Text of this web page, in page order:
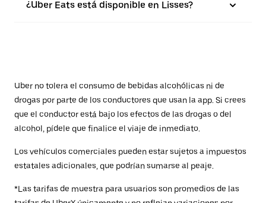
¿Uber Eats está disponible en Lisses?
Uber no tolera el consumo de bebidas alcohólicas ni de
drogas por parte de los conductores que usan la app. Si crees
que el conductor está bajo los efectos de las drogas o del
alcohol, pídele que finalice el viaje de inmediato.
Los vehículos comerciales pueden estar sujetos a impuestos
estatales adicionales, que podrían sumarse al peaje.
*Las tarifas de muestra para usuarios son promedios de las